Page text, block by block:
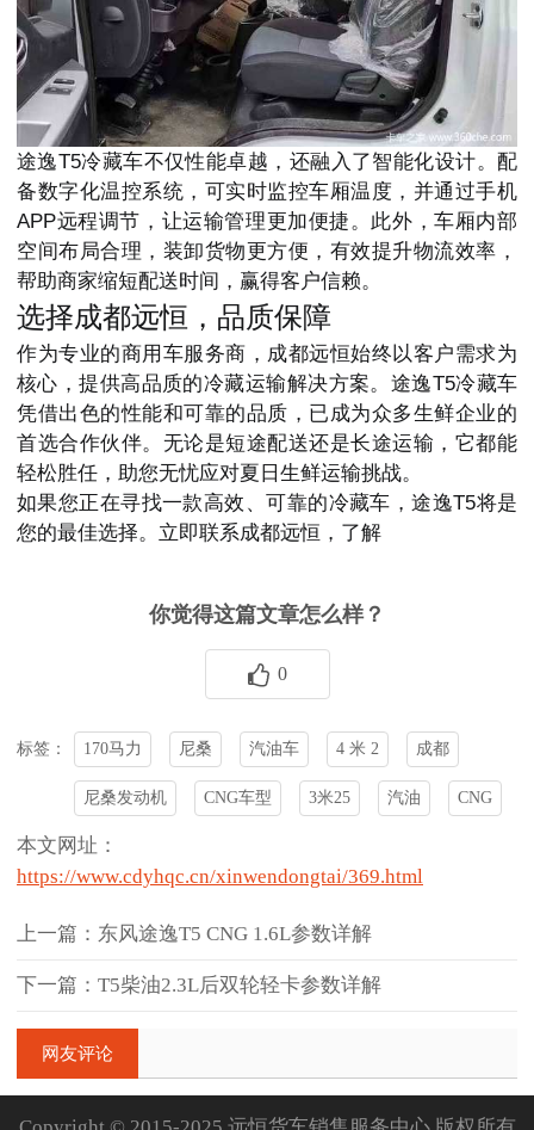
途逸T5冷藏车不仅性能卓越，还融入了智能化设计。配
备数字化温控系统，可实时监控车厢温度，并通过手机
APP远程调节，让运输管理更加便捷。此外，车厢内部
空间布局合理，装卸货物更方便，有效提升物流效率，
帮助商家缩短配送时间，赢得客户信赖。
选择成都远恒，品质保障
作为专业的商用车服务商，成都远恒始终以客户需求为
核心，提供高品质的冷藏运输解决方案。途逸T5冷藏车
凭借出色的性能和可靠的品质，已成为众多生鲜企业的
首选合作伙伴。无论是短途配送还是长途运输，它都能
轻松胜任，助您无忧应对夏日生鲜运输挑战。
如果您正在寻找一款高效、可靠的冷藏车，途逸T5将是
您的最佳选择。立即联系成都远恒，了解
你觉得这篇文章怎么样？
0
标签： 170马力 尼桑 汽油车 4 米 2 成都
尼桑发动机 CNG车型 3米25 汽油 CNG
本文网址：
https://www.cdyhqc.cn/xinwendongtai/369.html
上一篇：东风途逸T5 CNG 1.6L参数详解
下一篇：T5柴油2.3L后双轮轻卡参数详解
网友评论